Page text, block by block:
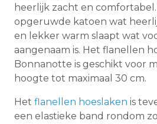
heerlijk zacht en comfortabel.
opgeruwde katoen wat
en lekker warm slaapt wat
aangenaam is. Het flanellen
Bonnanotte is geschikt voor
hoogte tot maximaal 30 cm.
Het flanellen hoeslaken is
een elastieke band rondom